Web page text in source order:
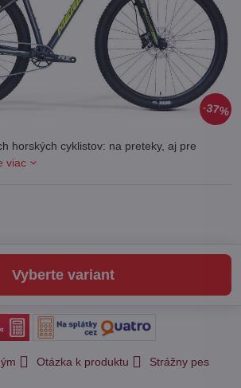
37%
horských cyklistov: na preteky, aj pre
viac
Vyberte variant
Otázka k produktu
Strážny pes